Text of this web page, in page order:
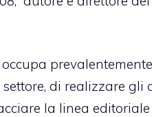
occupa
di realizzare gli
la linea